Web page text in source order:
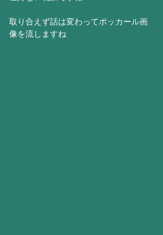
取り合えず話は変わってポッカール画
像を流しますね